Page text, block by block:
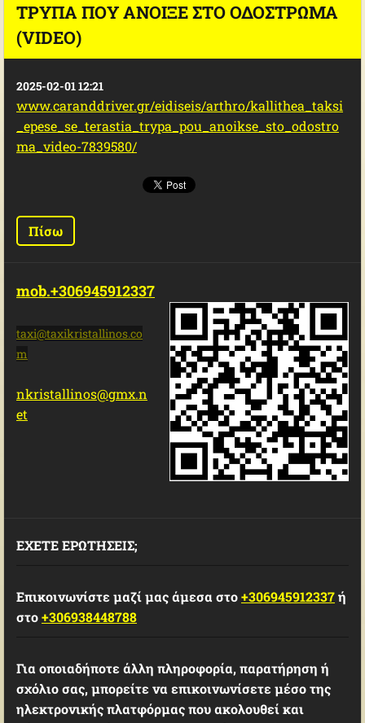
ΤΡΎΠΑ ΠΟΥ ΆΝΟΙΞΕ ΣΤΟ ΟΔΌΣΤΡΩΜΑ
(VIDEO)
2025-02-01 12:21
www.caranddriver.gr/eidiseis/arthro/kallithea_taksi
_epese_se_terastia_trypa_pou_anoikse_sto_odostro
ma_video-7839580/
Πίσω
mob.+306945912337
taxi@taxikristallinos.co
m
nkristallinos@gmx.n
et
ΕΧΕΤΕ ΕΡΩΤΗΣΕΙΣ;
Επικοινωνίστε μαζί μας άμεσα στο+306945912337ή
στο+306938448788
Για οποιαδήποτε άλλη πληροφορία, παρατήρηση ή
σχόλιο σας, μπορείτε να επικοινωνίσετε μέσο της
ηλεκτρονικής πλατφόρμας που ακολουθεί και